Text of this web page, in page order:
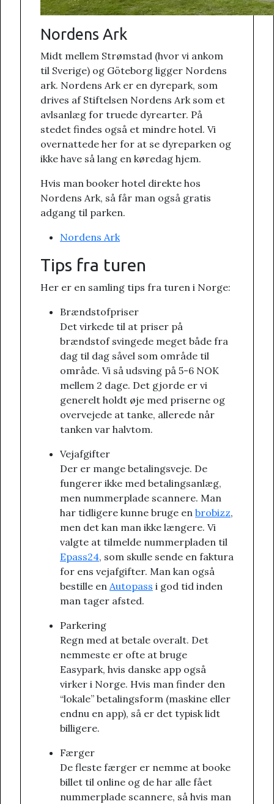
Nordens Ark
Midt mellem Strømstad (hvor vi ankom
til Sverige) og Göteborg ligger Nordens
ark. Nordens Ark er en dyrepark, som
drives af Stiftelsen Nordens Ark som et
avlsanlæg for truede dyrearter. På
stedet findes også et mindre hotel. Vi
overnattede her for at se dyreparken og
ikke have så lang en køredag hjem.
Hvis man booker hotel direkte hos
Nordens Ark, så får man også gratis
adgang til parken.
Nordens Ark
Tips fra turen
Her er en samling tips fra turen i Norge:
Brændstofpriser
Det virkede til at priser på
brændstof svingede meget både fra
dag til dag såvel som område til
område. Vi så udsving på 5-6 NOK
mellem 2 dage. Det gjorde er vi
generelt holdt øje med priserne og
overvejede at tanke, allerede når
tanken var halvtom.
Vejafgifter
Der er mange betalingsveje. De
fungerer ikke med betalingsanlæg,
men nummerplade scannere. Man
har tidligere kunne bruge en brobizz,
men det kan man ikke længere. Vi
valgte at tilmelde nummerpladen til
Epass24, som skulle sende en faktura
for ens vejafgifter. Man kan også
bestille en Autopass i god tid inden
man tager afsted.
Parkering
Regn med at betale overalt. Det
nemmeste er ofte at bruge
Easypark, hvis danske app også
virker i Norge. Hvis man finder den
“lokale” betalingsform (maskine eller
endnu en app), så er det typisk lidt
billigere.
Færger
De fleste færger er nemme at booke
billet til online og de har alle fået
nummerplade scannere, så hvis man